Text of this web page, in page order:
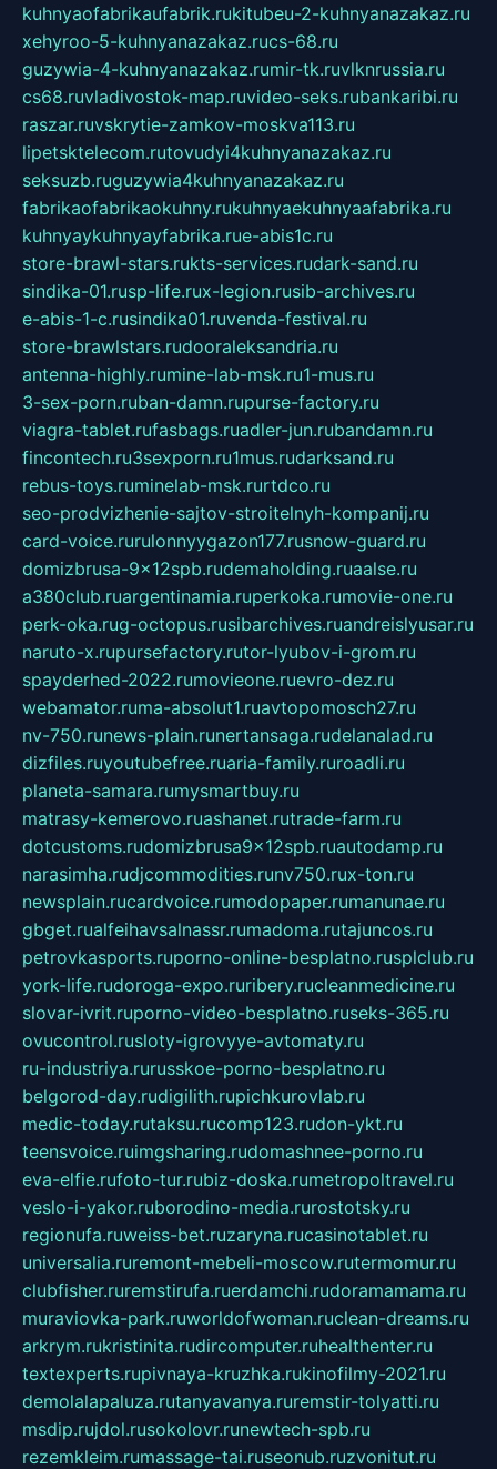
kuhnyaofabrikaufabrik.rukitubeu-2-kuhnyanazakaz.ru
xehyroo-5-kuhnyanazakaz.rucs-68.ru
guzywia-4-kuhnyanazakaz.rumir-tk.ruvlknrussia.ru
cs68.ruvladivostok-map.ruvideo-seks.rubankaribi.ru
raszar.ruvskrytie-zamkov-moskva113.ru
lipetsktelecom.rutovudyi4kuhnyanazakaz.ru
seksuzb.ruguzywia4kuhnyanazakaz.ru
fabrikaofabrikaokuhny.rukuhnyaekuhnyaafabrika.ru
kuhnyaykuhnyayfabrika.rue-abis1c.ru
store-brawl-stars.rukts-services.rudark-sand.ru
sindika-01.rusp-life.rux-legion.rusib-archives.ru
e-abis-1-c.rusindika01.ruvenda-festival.ru
store-brawlstars.rudooraleksandria.ru
antenna-highly.rumine-lab-msk.ru1-mus.ru
3-sex-porn.ruban-damn.rupurse-factory.ru
viagra-tablet.rufasbags.ruadler-jun.rubandamn.ru
fincontech.ru3sexporn.ru1mus.rudarksand.ru
rebus-toys.ruminelab-msk.rurtdco.ru
seo-prodvizhenie-sajtov-stroitelnyh-kompanij.ru
card-voice.rurulonnyygazon177.rusnow-guard.ru
domizbrusa-9x12spb.rudemaholding.ruaalse.ru
a380club.ruargentinamia.ruperkoka.rumovie-one.ru
perk-oka.rug-octopus.rusibarchives.ruandreislyusar.ru
naruto-x.rupursefactory.rutor-lyubov-i-grom.ru
spayderhed-2022.rumovieone.ruevro-dez.ru
webamator.ruma-absolut1.ruavtopomosch27.ru
nv-750.runews-plain.runertansaga.rudelanalad.ru
dizfiles.ruyoutubefree.ruaria-family.ruroadli.ru
planeta-samara.rumysmartbuy.ru
matrasy-kemerovo.ruashanet.rutrade-farm.ru
dotcustoms.rudomizbrusa9x12spb.ruautodamp.ru
narasimha.rudjcommodities.runv750.rux-ton.ru
newsplain.rucardvoice.rumodopaper.rumanunae.ru
gbget.rualfeihavsalnassr.rumadoma.rutajuncos.ru
petrovkasports.ruporno-online-besplatno.rusplclub.ru
york-life.rudoroga-expo.ruribery.rucleanmedicine.ru
slovar-ivrit.ruporno-video-besplatno.ruseks-365.ru
ovucontrol.rusloty-igrovyye-avtomaty.ru
ru-industriya.rurusskoe-porno-besplatno.ru
belgorod-day.rudigilith.rupichkurovlab.ru
medic-today.rutaksu.rucomp123.rudon-ykt.ru
teensvoice.ruimgsharing.rudomashnee-porno.ru
eva-elfie.rufoto-tur.rubiz-doska.rumetropoltravel.ru
veslo-i-yakor.ruborodino-media.rurostotsky.ru
regionufa.ruweiss-bet.ruzaryna.rucasinotablet.ru
universalia.ruremont-mebeli-moscow.rutermomur.ru
clubfisher.ruremstirufa.ruerdamchi.rudoramamama.ru
muraviovka-park.ruworldofwoman.ruclean-dreams.ru
arkrym.rukristinita.rudircomputer.ruhealthenter.ru
textexperts.rupivnaya-kruzhka.rukinofilmy-2021.ru
demolalapaluza.rutanyavanya.ruremstir-tolyatti.ru
msdip.rujdol.rusokolovr.runewtech-spb.ru
rezemkleim.rumassage-tai.ruseonub.ruzvonitut.ru